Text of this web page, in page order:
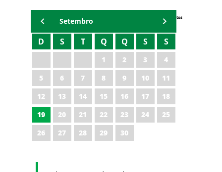
Eventos
Setembro
D S T Q Q S S
1 2 3
4
5
6 7 8 9 10
11
12
13 14 15 16 17
18
19
20 21 22 23 24
25
26
27 28 29 30